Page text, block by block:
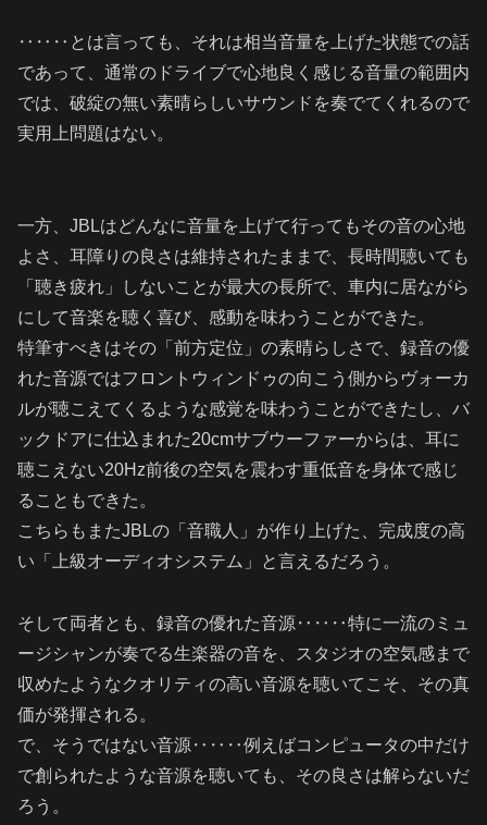
‥‥‥とは言っても、それは相当音量を上げた状態での話
であって、通常のドライブで心地良く感じる音量の範囲内
では、破綻の無い素晴らしいサウンドを奏でてくれるので
実用上問題はない。
一方、JBLはどんなに音量を上げて行ってもその音の心地
よさ、耳障りの良さは維持されたままで、長時間聴いても
「聴き疲れ」しないことが最大の長所で、車内に居ながら
にして音楽を聴く喜び、感動を味わうことができた。
特筆すべきはその「前方定位」の素晴らしさで、録音の優
れた音源ではフロントウィンドゥの向こう側からヴォーカ
ルが聴こえてくるような感覚を味わうことができたし、バ
ックドアに仕込まれた20cmサブウーファーからは、耳に
聴こえない20Hz前後の空気を震わす重低音を身体で感じ
ることもできた。
こちらもまたJBLの「音職人」が作り上げた、完成度の高
い「上級オーディオシステム」と言えるだろう。
そして両者とも、録音の優れた音源‥‥‥特に一流のミュ
ージシャンが奏でる生楽器の音を、スタジオの空気感まで
収めたようなクオリティの高い音源を聴いてこそ、その真
価が発揮される。
で、そうではない音源‥‥‥例えばコンピュータの中だけ
で創られたような音源を聴いても、その良さは解らないだ
ろう。